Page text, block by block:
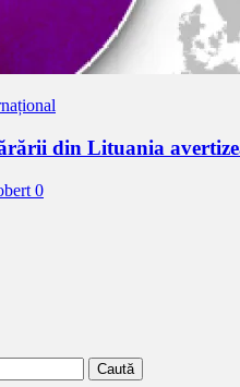
din Lituania
0